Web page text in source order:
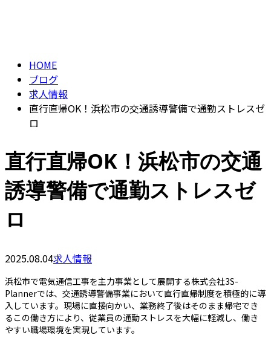
HOME
ブログ
求人情報
直行直帰OK！浜松市の交通誘導警備で通勤ストレスゼ
ロ
直行直帰OK！浜松市の交通
誘導警備で通勤ストレスゼ
ロ
2025.08.04求人情報
浜松市で電気通信工事を主力事業として展開する株式会社3S-
Plannerでは、交通誘導警備事業において直行直帰制度を積極的に導
入しています。現場に直接向かい、業務終了後はそのまま帰宅でき
るこの働き方により、従業員の通勤ストレスを大幅に軽減し、働き
やすい職場環境を実現しています。